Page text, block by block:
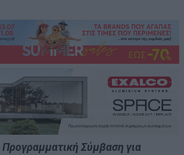
Σύμβαση για